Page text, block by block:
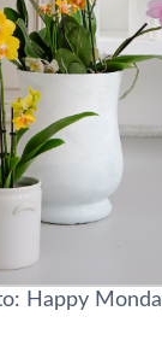
Happy